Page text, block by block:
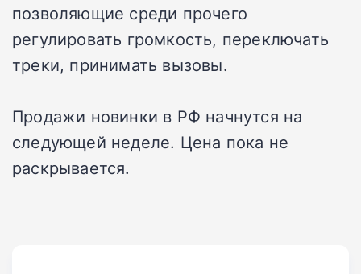
позволяющие среди прочего
регулировать громкость, переключать
треки, принимать вызовы.
Продажи новинки в РФ начнутся на
следующей неделе. Цена пока не
раскрывается.